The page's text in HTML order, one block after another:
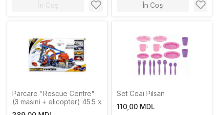
În Coș În Coș
Parcare "Rescue Centre"
(3 masini + elicopter) 45.5 x
Set Ceai Pilsan
110,00 MDL